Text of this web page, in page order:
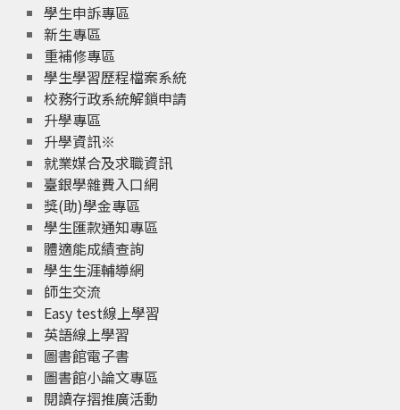
學生申訴專區
新生專區
重補修專區
學生學習歷程檔案系統
校務行政系統解鎖申請
升學專區
升學資訊※
就業媒合及求職資訊
臺銀學雜費入口網
獎(助)學金專區
學生匯款通知專區
體適能成績查詢
學生生涯輔導網
師生交流
Easy test線上學習
英語線上學習
圖書館電子書
圖書館小論文專區
閱讀存摺推廣活動